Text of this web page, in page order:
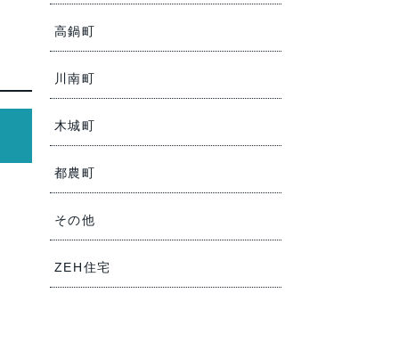
高鍋町
川南町
木城町
都農町
その他
ZEH住宅